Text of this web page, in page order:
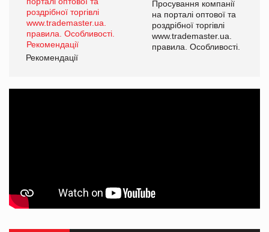
Просування компанії
на порталі оптової та
роздрібної торгівлі
www.trademaster.ua.
правила. Особливості.
Рекомендації